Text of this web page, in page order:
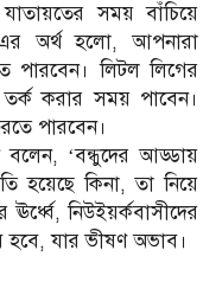
সময় বাঁচিয়ে
অর্থ হলো, আপনারা
পারবেন। লিটল লিগের
তর্ক করার সময় পাবেন।
পারবেন।
বলেন, ‘বন্ধুদের আড্ডায়
হয়েছে কিনা, তা নিয়ে
নিউইয়র্কবাসীদের
হবে, যার ভীষণ অভাব।